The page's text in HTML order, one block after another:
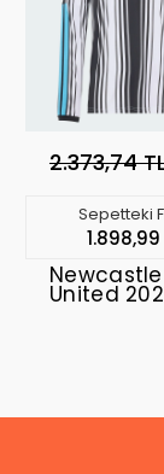
2.373,74
Sepetteki
1.898,99
Newcastle
United